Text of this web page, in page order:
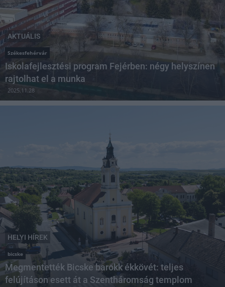
AKTUÁLIS
Székesfehérvár
Iskolafejlesztési program Fejérben: négy helyszínen
rajtolhat el a munka
2025.11.28
HELYI HÍREK
bicske
Megmentették Bicske barokk ékkövét: teljes
felújításon esett át a Szentháromság templom